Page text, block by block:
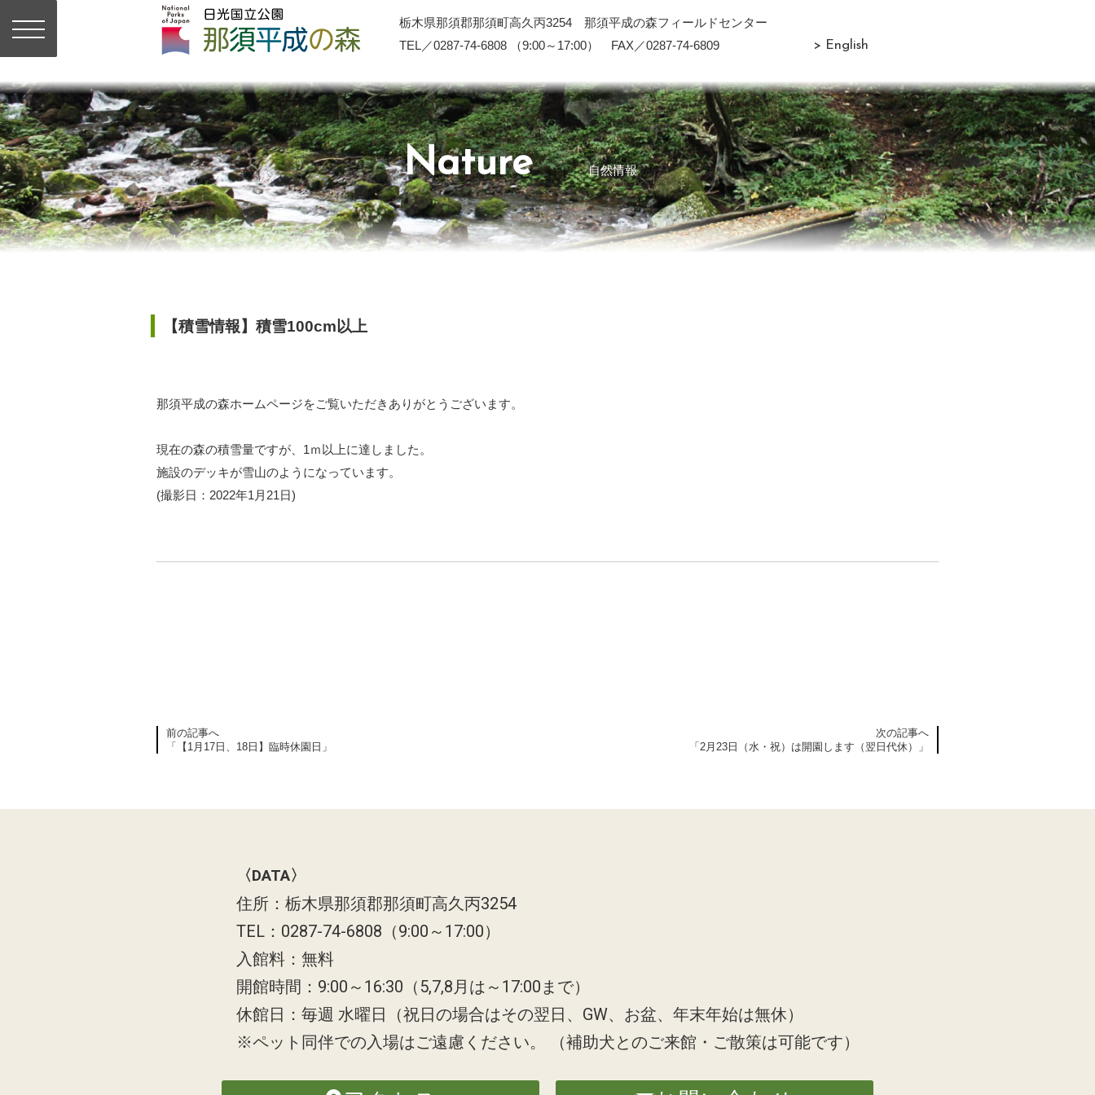
栃木県那須郡那須町高久丙3254 那須平成の森フィールドセンター
TEL／0287-74-6808 （9:00～17:00） FAX／0287-74-6809
> English
Nature 自然情報
【積雪情報】積雪100cm以上
那須平成の森ホームページをご覧いただきありがとうございます。
現在の森の積雪量ですが、1ｍ以上に達しました。
施設のデッキが雪山のようになっています。
(撮影日：2022年1月21日)
前の記事へ
「【1月17日、18日】臨時休園日」
次の記事へ
「2月23日（水・祝）は開園します（翌日代休）」
〈DATA〉
住所：栃木県那須郡那須町高久丙3254
TEL：0287-74-6808（9:00～17:00）
入館料：無料
開館時間：9:00～16:30（5,7,8月は～17:00まで）
休館日：毎週 水曜日（祝日の場合はその翌日、GW、お盆、年末年始は無休）
※ペット同伴での入場はご遠慮ください。
（補助犬とのご来館・ご散策は可能です）